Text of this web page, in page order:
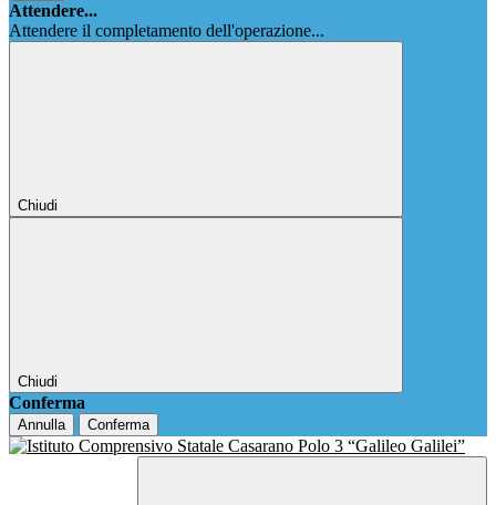
Attendere...
Attendere il completamento dell'operazione...
Chiudi
Chiudi
Conferma
Annulla Conferma